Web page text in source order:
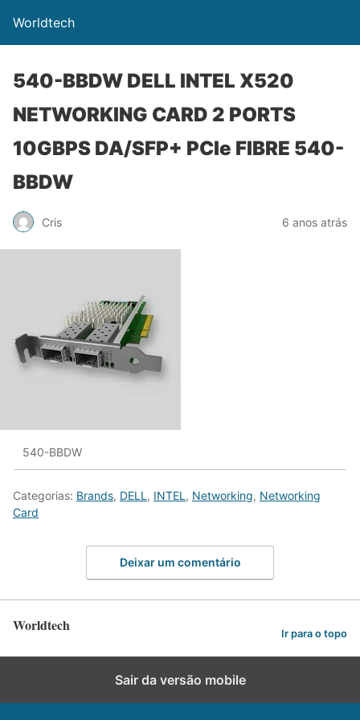
Worldtech
540-BBDW DELL INTEL X520
NETWORKING CARD 2 PORTS
10GBPS DA/SFP+ PCIe FIBRE 540-
BBDW
Cris 6 anos atrás
540-BBDW
Categorias: Brands, DELL , INTEL , Networking, Networking
Card
Deixar um comentário
Worldtech Ir para o topo
Sair da versão mobile